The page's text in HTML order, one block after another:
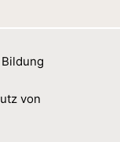
von